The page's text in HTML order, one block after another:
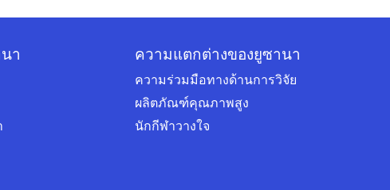
า ความแตกต่างของยูซานา
ความร่วมมือทางด้านการวิจัย
ผลิตภัณฑ์คุณภาพสูง
นักกีฬาวางใจ